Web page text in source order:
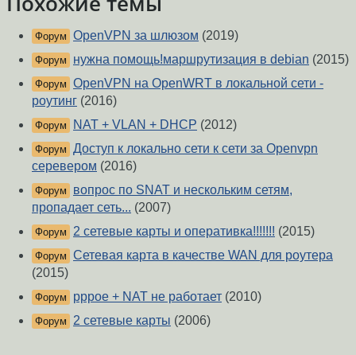
Форум OpenVPN за шлюзом (2019)
Форум нужна помощь!маршрутизация в debian (2015)
Форум OpenVPN на OpenWRT в локальной сети -
роутинг (2016)
Форум NAT + VLAN + DHCP (2012)
Форум Доступ к локально сети к сети за Openvpn
серевером (2016)
Форум
вопрос по SNAT и нескольким сетям,
пропадает сеть... (2007)
Форум 2 сетевые карты и оперативка!!!!!!! (2015)
Форум Сетевая карта в качестве WAN для роутера
(2015)
Форум pppoe + NAT не работает (2010)
Форум 2 сетевые карты (2006)